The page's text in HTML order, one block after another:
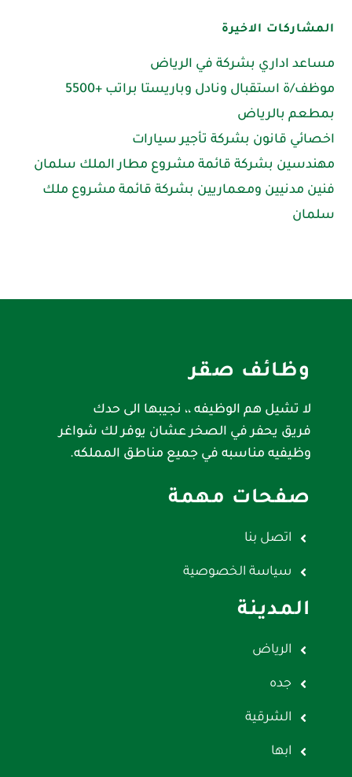
المشاركات الاخيرة
مساعد اداري بشركة في الرياض
موظف/ة استقبال ونادل وباريستا براتب +5500
بمطعم بالرياض
اخصائي قانون بشركة تأجير سيارات
مهندسين بشركة قائمة مشروع مطار الملك سلمان
فنين مدنيين ومعماريين بشركة قائمة مشروع ملك
سلمان
وظائف صقر
لا تشيل هم الوظيفه ،، نجيبها الى حدك
فريق يحفر في الصخر عشان يوفر لك شواغر
وظيفيه مناسبه في جميع مناطق المملكه.
صفحات مهمة
اتصل بنا
سياسة الخصوصية
المدينة
الرياض
جده
الشرقية
ابها